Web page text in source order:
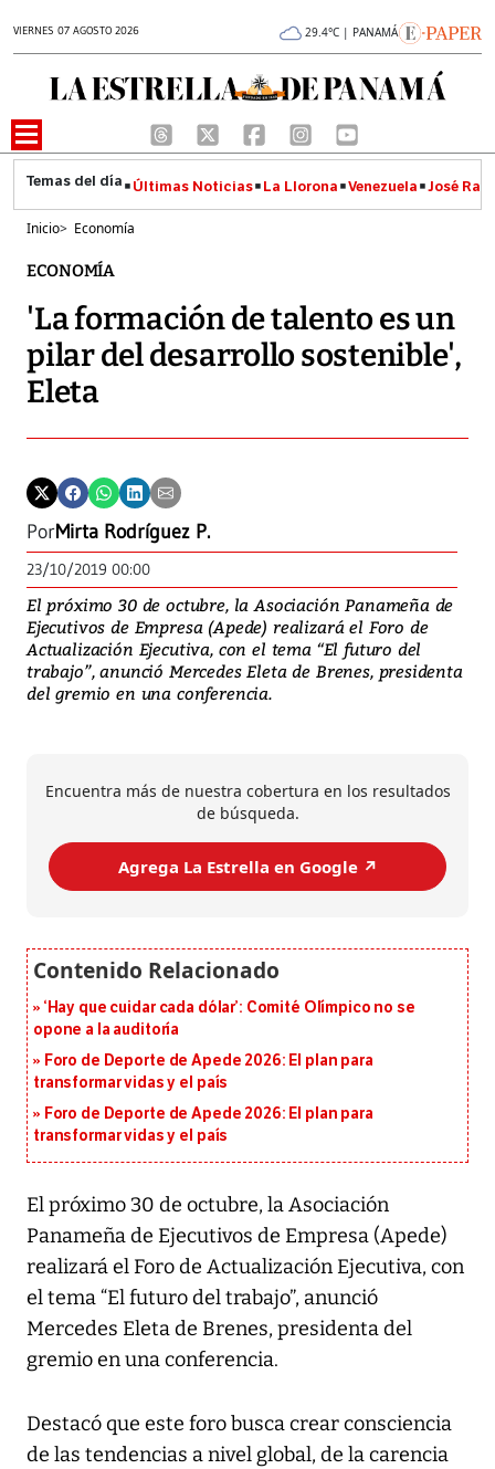
VIERNES 07 AGOSTO 2026 29.4°C | PANAMÁ
Últimas Noticias La Llorona Venezuela José
Inicio> Economía
ECONOMÍA
'La formación de talento es un
pilar del desarrollo sostenible',
Eleta
PorMirta Rodríguez P.
23/10/2019 00:00
El próximo 30 de octubre, la Asociación Panameña de
Ejecutivos de Empresa (Apede) realizará el Foro de
Actualización Ejecutiva, con el tema “El futuro del
trabajo”, anunció Mercedes Eleta de Brenes, presidenta
del gremio en una conferencia.
Encuentra más de nuestra cobertura en los resultados
de búsqueda.
Agrega La Estrella en Google ↗️
‘Hay que cuidar cada dólar’: Comité Olímpico no se
opone a la auditoría
Foro de Deporte de Apede 2026: El plan para
transformar vidas y el país
Foro de Deporte de Apede 2026: El plan para
transformar vidas y el país
El próximo 30 de octubre, la Asociación
Panameña de Ejecutivos de Empresa (Apede)
realizará el Foro de Actualización Ejecutiva, con
el tema “El futuro del trabajo”, anunció
Mercedes Eleta de Brenes, presidenta del
gremio en una conferencia.
Destacó que este foro busca crear consciencia
de las tendencias a nivel global, de la carencia